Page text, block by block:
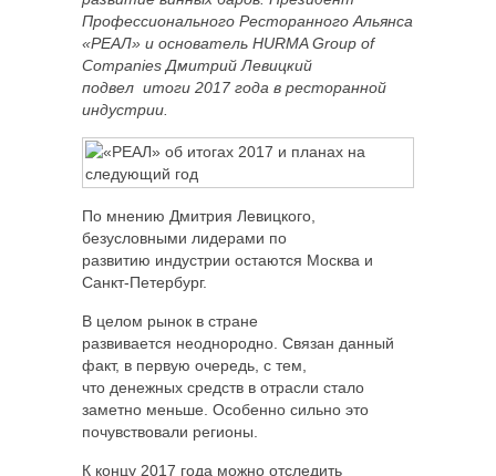
Профессионального Ресторанного Альянса
«РЕАЛ» и основатель HURMA Group of
Companies Дмитрий Левицкий
подвел итоги 2017 года в ресторанной
индустрии.
По мнению Дмитрия Левицкого,
безусловными лидерами по
развитию индустрии остаются Москва и
Санкт-Петербург.
В целом рынок в стране
развивается неоднородно. Связан данный
факт, в первую очередь, с тем,
что денежных средств в отрасли стало
заметно меньше. Особенно сильно это
почувствовали регионы.
К концу 2017 года можно отследить